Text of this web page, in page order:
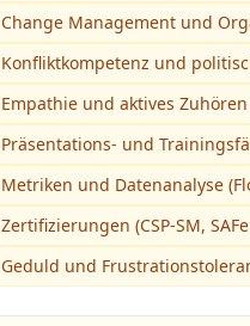
Change Management und
Konfliktkompetenz und
Empathie und aktives Zuhören
Präsentations- und
Metriken und Datenanalyse
Zertifizierungen (CSP-SM,
Geduld und